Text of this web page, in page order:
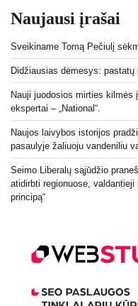
Naujausi įrašai
Sveikiname Tomą Pečiulį
Didžiausias dėmesys: pastatų
Nauji juodosios mirties kilmės
ekspertai – „National“.
Naujos laivybos istorijos
pasaulyje žaliuoju vandeniliu
Seimo Liberalų sąjūdžio
atidirbti regionuose,
principą“